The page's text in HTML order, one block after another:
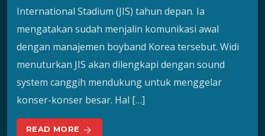
International Stadium (JIS) tahun depan. Ia
mengatakan sudah menjalin komunikasi awal
dengan manajemen boyband Korea tersebut. Widi
menuturkan JIS akan dilengkapi dengan sound
system canggih mendukung untuk menggelar
konser-konser besar. Hal […]
READ MORE arrow_forward